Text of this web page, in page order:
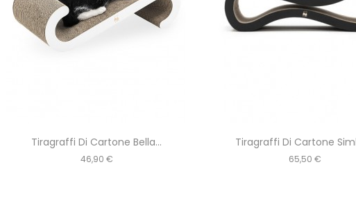
Tiragraffi Di Cartone Bella...
Prezzo
46,90 €
Tiragraffi Di Cartone
Prezzo
65,50 €